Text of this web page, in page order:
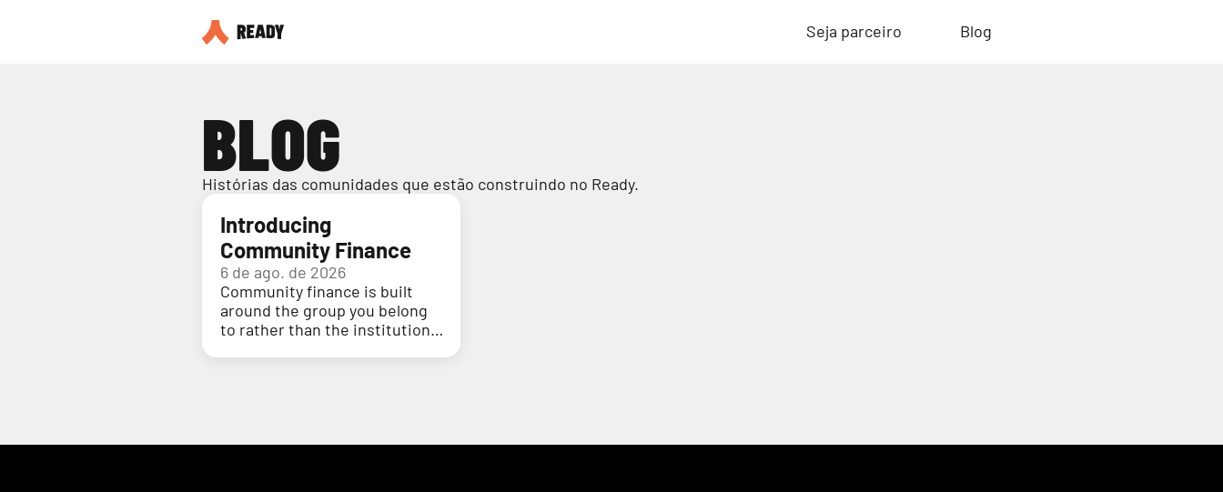
Seja parceiro Blog
BLOG
Histórias das comunidades que estão construindo no Ready.
Introducing
Community Finance
6 de ago. de 2026
Community finance is built
around the group you belong
to rather than the institution